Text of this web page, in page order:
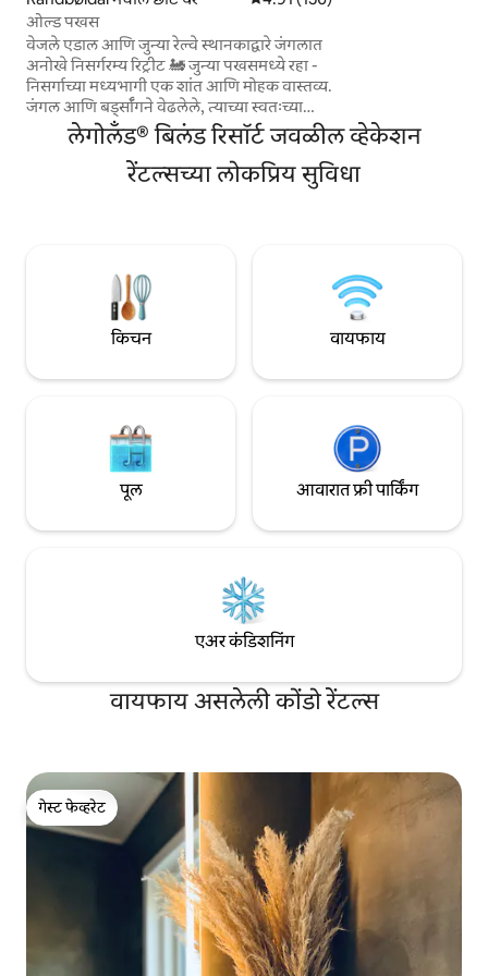
ओल्ड पखस
वेजले एडाल आणि जुन्या रेल्वे स्थानकाद्वारे जंगलात
अनोखे निसर्गरम्य रिट्रीट 🚂 जुन्या पखसमध्ये रहा -
निसर्गाच्या मध्यभागी एक शांत आणि मोहक वास्तव्य.
जंगल आणि बर्ड्सॉंगने वेढलेले, त्याच्या स्वतःच्या
टेरेस आणि बागेसह. आत, तुम्हाला लाकूड जळणारा
स्टोव्ह, बाथटब आणि पूर्णपणे सुसज्ज किचन दिसेल.
वेजले एडलमधील सुंदर हायकिंग ट्रेल्सचा किंवा
शोधात असलेल्या दोघांसाठी योग्य – लेगोलाँडपासून
फक्त 15 मिनिटांच्या अंतरावर.
लेगोलँड® बिलंड रिसॉर्ट जवळील व्हेकेशन
रेंटल्सच्या लोकप्रिय सुविधा
किचन वायफाय
पूल आवारात फ्री पार्किंग
एअर कंडिशनिंग
वायफाय असलेली कोंडो रेंटल्स
गेस्ट फेव्हरेट
गेस्ट फेव्हरेट